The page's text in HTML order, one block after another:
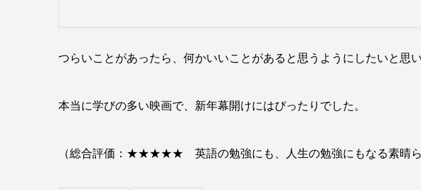
つらいことがあったら、何かいいことがあると思うようにしたいと思い
本当に学びの多い映画で、新年幕開けにはぴったりでした。
（総合評価：★★★★★ 英語の勉強にも、人生の勉強にもなる素晴ら